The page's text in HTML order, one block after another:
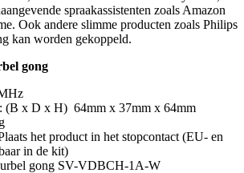
spraakassistenten zoals Amazon
Ook andere slimme producten zoals Philips
kan worden gekoppeld.
gong
(B x D x H) 64mm x 37mm x 64mm
het product in het stopcontact (EU- en
in de kit)
gong SV-VDBCH-1A-W